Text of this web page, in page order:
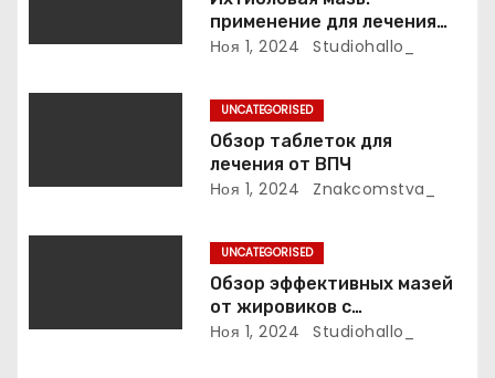
з
а
и
применение для лечения
фурункулов
Ноя 1, 2024 Studiohallo_
UNCATEGORISED
Обзор таблеток для
лечения от ВПЧ
Ноя 1, 2024 Znakcomstva_
UNCATEGORISED
Обзор эффективных мазей
от жировиков с
рассасывающим эффектом
Ноя 1, 2024 Studiohallo_